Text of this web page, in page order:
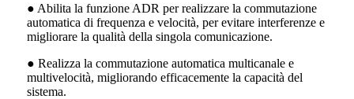
● Abilita la funzione ADR per realizzare la commutazione
automatica di frequenza e velocità, per evitare interferenze e
migliorare la qualità della singola comunicazione.
● Realizza la commutazione automatica multicanale e
multivelocità, migliorando efficacemente la capacità del
sistema.